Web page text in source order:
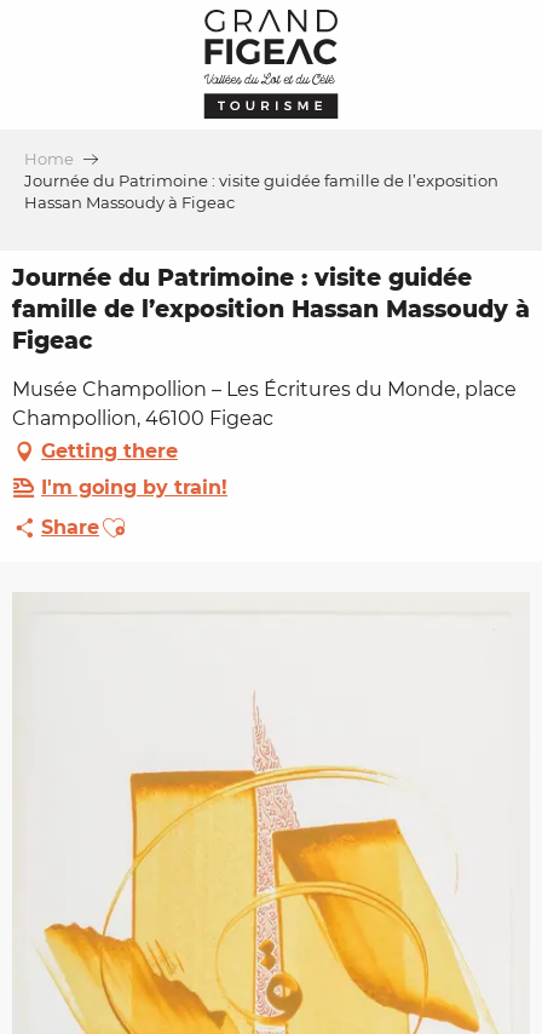
Home
Journée du Patrimoine : visite guidée famille de l’exposition
Hassan Massoudy à Figeac
Journée du Patrimoine : visite guidée
famille de l’exposition Hassan Massoudy à
Figeac
Musée Champollion – Les Écritures du Monde, place
Champollion, 46100 Figeac
Getting there
I'm going by train!
ShareAjouter aux favoris